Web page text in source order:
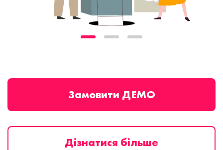
Замовити ДЕМО
Дізнатися більше